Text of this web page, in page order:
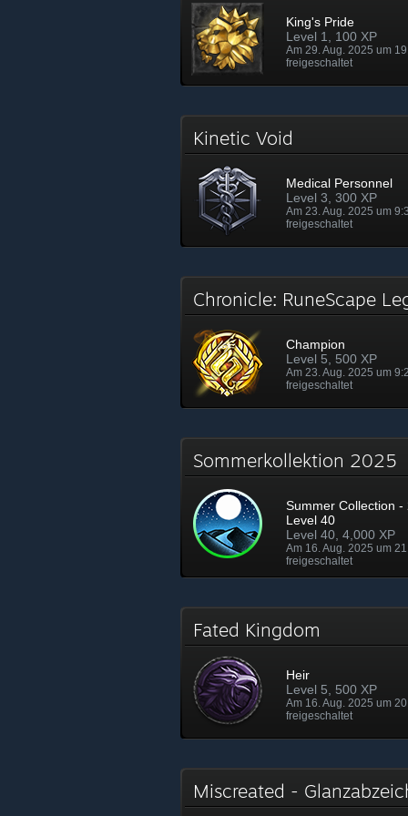
King's Pride
Level 1, 100 XP
Am 29. Aug. 2025 um
freigeschaltet
Kinetic Void
Medical Personnel
Level 3, 300 XP
Am 23. Aug. 2025 um
freigeschaltet
Chronicle: RuneScape
Champion
Level 5, 500 XP
Am 23. Aug. 2025 um
freigeschaltet
Sommerkollektion 2025
Summer Collection -
Level 40
Level 40, 4,000 XP
Am 16. Aug. 2025 um
freigeschaltet
Fated Kingdom
Heir
Level 5, 500 XP
Am 16. Aug. 2025 um
freigeschaltet
Miscreated -